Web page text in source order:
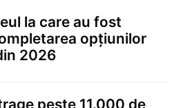
la care au fost
opțiunilor
2026
peste 11.000 de